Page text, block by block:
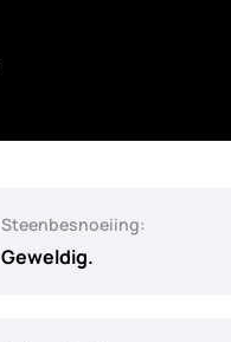
Steenbesnoeiing:
Geweldig.